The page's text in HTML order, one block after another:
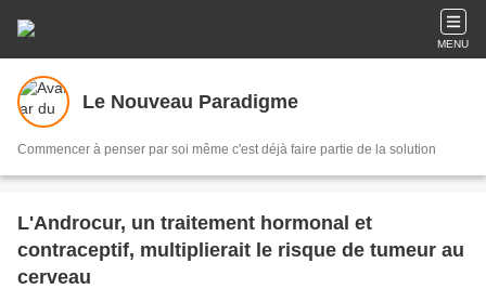
MENU
Le Nouveau Paradigme
Commencer à penser par soi même c'est déjà faire partie de la solution
L'Androcur, un traitement hormonal et
contraceptif, multiplierait le risque de tumeur au
cerveau